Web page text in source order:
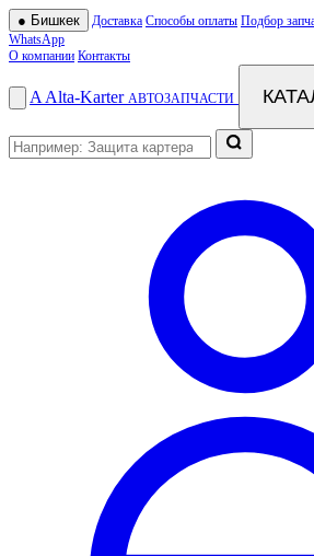
● Бишкек Доставка Способы оплаты Подбор
WhatsApp
О компании Контакты
A Alta-Karter АВТОЗАПЧАСТИ